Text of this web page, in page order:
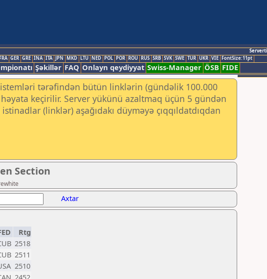
GER GRE INA ITA JPN MKD LTU NED POL POR ROU RUS SRB SVK SWE TUR UKR VIE FontSize:11pt
Şəkillər FAQ Onlayn qeydiyyat Swiss-Manager ÖSB FIDE
tərəfindən bütün linklərin (gündəlik 100.000
keçirilir. Server yükünü azaltmaq üçün 5 gündən
(linklər) aşağıdakı düyməyə çıqqıldatdıqdan
Section
Axtar
Rtg
2518
2511
2510
2452